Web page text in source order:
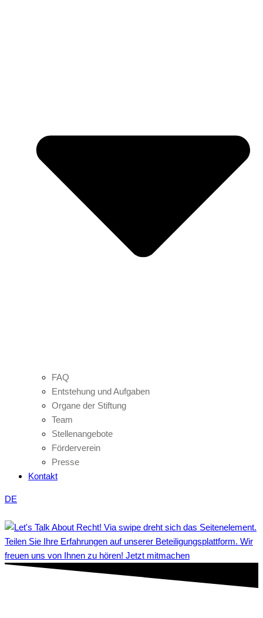
FAQ
Entstehung und Aufgaben
Organe der Stiftung
Team
Stellenangebote
Förderverein
Presse
Kontakt
DE
Teilen Sie Ihre Erfahrungen auf unserer Beteiligungsplattform. Wir
freuen uns von Ihnen zu hören! Jetzt mitmachen